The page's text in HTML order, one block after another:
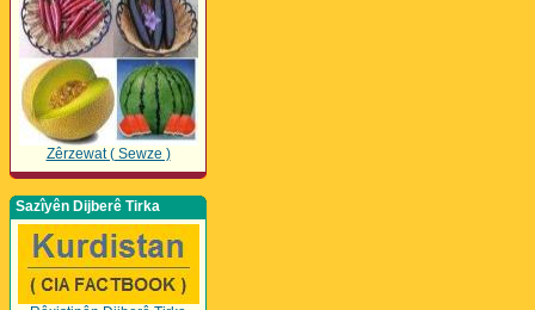
Zêrzewat ( Sewze )
Sazîyên Dijberê Tirka